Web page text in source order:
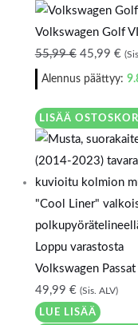
Volkswagen Golf
55,99€ 45,99 €
Alennus päättyy:
LISÄÄ
Loppu varastosta
Volkswagen
49,99 € (Sis. ALV)
LUE LISÄÄ